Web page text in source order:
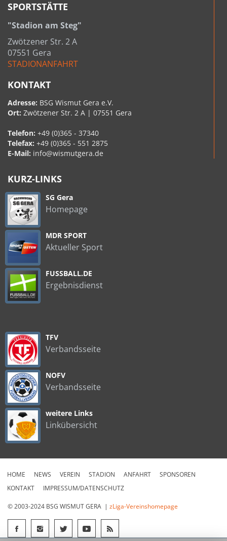
SPORTSTÄTTE
"Stadion am Steg"
Zwötzener Str. 2 A
07551 Gera
STADIONANFAHRT
KONTAKT
Adresse: BSG Wismut Gera e.V.
Ort: Zwötzener Str. 2 A | 07551 Gera
Telefon: +49 (0)365 - 37340
Telefax: +49 (0)365 - 551 2875
E-Mail: info@wismutgera.de
KURZ-LINKS
SG Gera
Homepage
MDR SPORT
Aktueller Sport
FUSSBALL.DE
Ergebnisdienst
TFV
Verbandsseite
NOFV
Verbandsseite
weitere Links
Linkübersicht
HOME NEWS VEREIN STADION ANFAHRT
SPONSOREN
KONTAKT
IMPRESSUM/DATENSCHUTZ
© 2003-2024 BSG WISMUT GERA | zLiga-Vereinshomepage